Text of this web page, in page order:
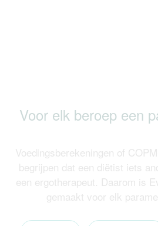
Voor elk beroep een
Voedingsberekeningen of
begrijpen dat een diëtist iets
een ergotherapeut. Daarom is
gemaakt voor elk